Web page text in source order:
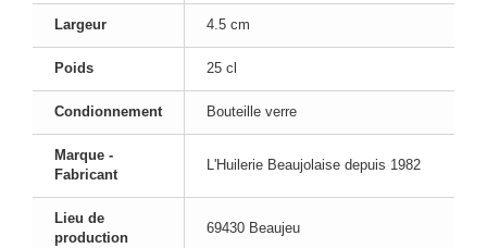
Largeur 4.5 cm
Poids 25 cl
Condionnement Bouteille verre
Marque -
Fabricant
L'Huilerie Beaujolaise depuis 1982
Lieu de
production
69430 Beaujeu